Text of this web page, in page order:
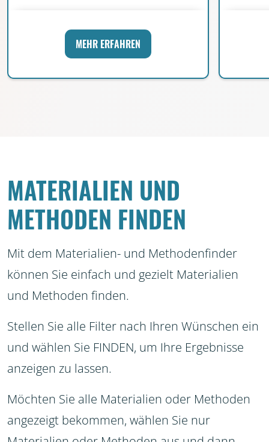
MEHR ERFAHREN
MATERIALIEN UND
METHODEN FINDEN
Mit dem Materialien- und Methodenfinder
können Sie einfach und gezielt Materialien
und Methoden finden.
Stellen Sie alle Filter nach Ihren Wünschen ein
und wählen Sie FINDEN, um Ihre Ergebnisse
anzeigen zu lassen.
Möchten Sie alle Materialien oder Methoden
angezeigt bekommen, wählen Sie nur